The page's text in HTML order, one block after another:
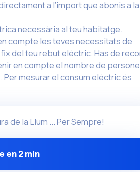
a l’import que abonis a la
necessària al teu habitatge.
compte les teves necessitats de
del teu rebut elèctric. Has de
en compte el nombre de
Per mesurar el consum elèctric és
de la Llum ... Per Sempre!
en 2 min